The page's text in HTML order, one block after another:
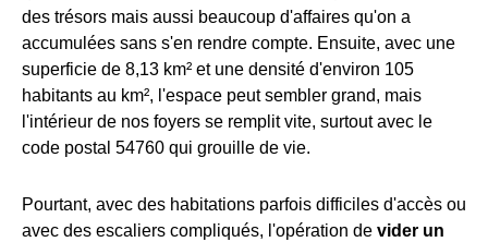
des trésors mais aussi beaucoup d'affaires qu'on a
accumulées sans s'en rendre compte. Ensuite, avec une
superficie de 8,13 km² et une densité d'environ 105
habitants au km², l'espace peut sembler grand, mais
l'intérieur de nos foyers se remplit vite, surtout avec le
code postal 54760 qui grouille de vie.
Pourtant, avec des habitations parfois difficiles d'accès ou
avec des escaliers compliqués, l'opération de vider un